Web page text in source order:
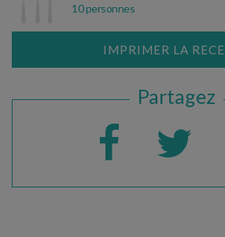
10 personnes
IMPRIMER LA
Partagez